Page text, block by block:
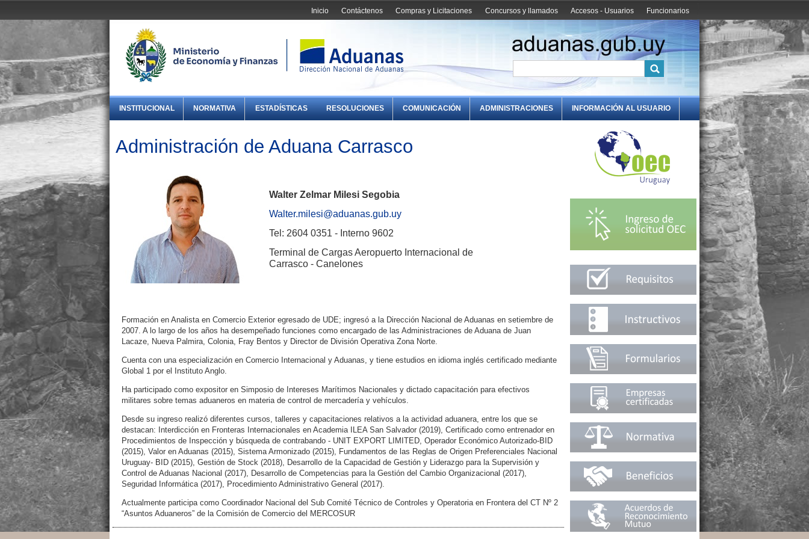
Funcionarios
Accesos - Usuarios
Concursos y llamados
Compras y Licitaciones
Contáctenos
Inicio
INSTITUCIONAL NORMATIVA ESTADÍSTICAS RESOLUCIONES COMUNICACIÓN ADMINISTRACIONES INFORMACIÓN AL USUARIO
Administración de Aduana Carrasco
Walter Zelmar Milesi Segobia
Walter.milesi@aduanas.gub.uy
Tel: 2604 0351 - Interno 9602
Terminal de Cargas Aeropuerto Internacional de
Carrasco - Canelones
Formación en Analista en Comercio Exterior egresado de UDE; ingresó a la Dirección Nacional de Aduanas en setiembre de
2007. A lo largo de los años ha desempeñado funciones como encargado de las Administraciones de Aduana de Juan
Lacaze, Nueva Palmira, Colonia, Fray Bentos y Director de División Operativa Zona Norte.
Cuenta con una especialización en Comercio Internacional y Aduanas, y tiene estudios en idioma inglés certificado mediante
Global 1 por el Instituto Anglo.
Ha participado como expositor en Simposio de Intereses Marítimos Nacionales y dictado capacitación para efectivos
militares sobre temas aduaneros en materia de control de mercadería y vehículos.
Desde su ingreso realizó diferentes cursos, talleres y capacitaciones relativos a la actividad aduanera, entre los que se
destacan: Interdicción en Fronteras Internacionales en Academia ILEA San Salvador (2019), Certificado como entrenador en
Procedimientos de Inspección y búsqueda de contrabando - UNIT EXPORT LIMITED, Operador Económico Autorizado-BID
(2015), Valor en Aduanas (2015), Sistema Armonizado (2015), Fundamentos de las Reglas de Origen Preferenciales Nacional
Uruguay- BID (2015), Gestión de Stock (2018), Desarrollo de la Capacidad de Gestión y Liderazgo para la Supervisión y
Control de Aduanas Nacional (2017), Desarrollo de Competencias para la Gestión del Cambio Organizacional (2017),
Seguridad Informática (2017), Procedimiento Administrativo General (2017).
Actualmente participa como Coordinador Nacional del Sub Comité Técnico de Controles y Operatoria en Frontera del CT Nº 2
“Asuntos Aduaneros” de la Comisión de Comercio del MERCOSUR